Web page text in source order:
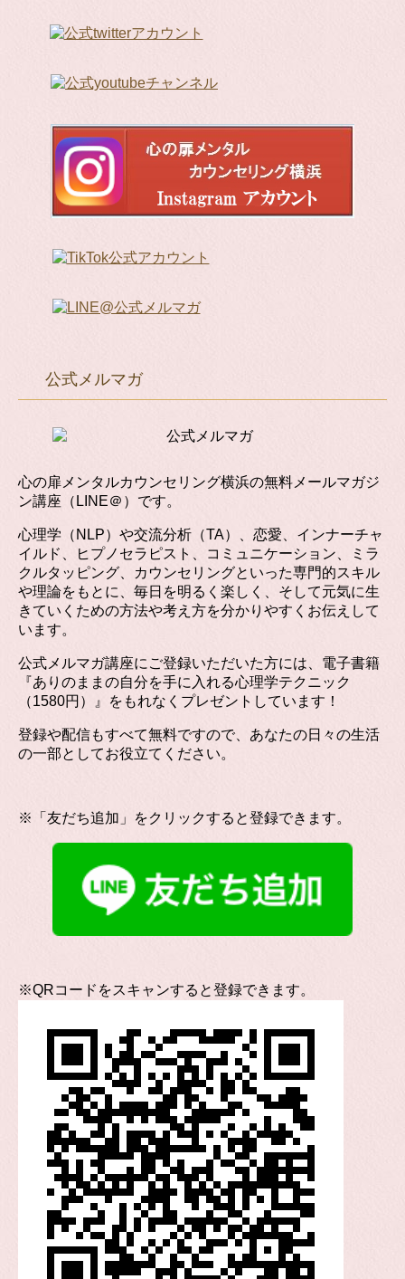
公式メルマガ
心の扉メンタルカウンセリング横浜の無料メールマガジ
ン講座（LINE＠）です。
心理学（NLP）や交流分析（TA）、恋愛、インナーチャ
イルド、ヒプノセラピスト、コミュニケーション、ミラ
クルタッピング、カウンセリングといった専門的スキル
や理論をもとに、毎日を明るく楽しく、そして元気に生
きていくための方法や考え方を分かりやすくお伝えして
います。
公式メルマガ講座にご登録いただいた方には、電子書籍
『ありのままの自分を手に入れる心理学テクニック
（1580円）』をもれなくプレゼントしています！
登録や配信もすべて無料ですので、あなたの日々の生活
の一部としてお役立てください。
※「友だち追加」をクリックすると登録できます。
※QRコードをスキャンすると登録できます。